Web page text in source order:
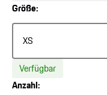
Größe:
XS
Verfügbar
Anzahl: